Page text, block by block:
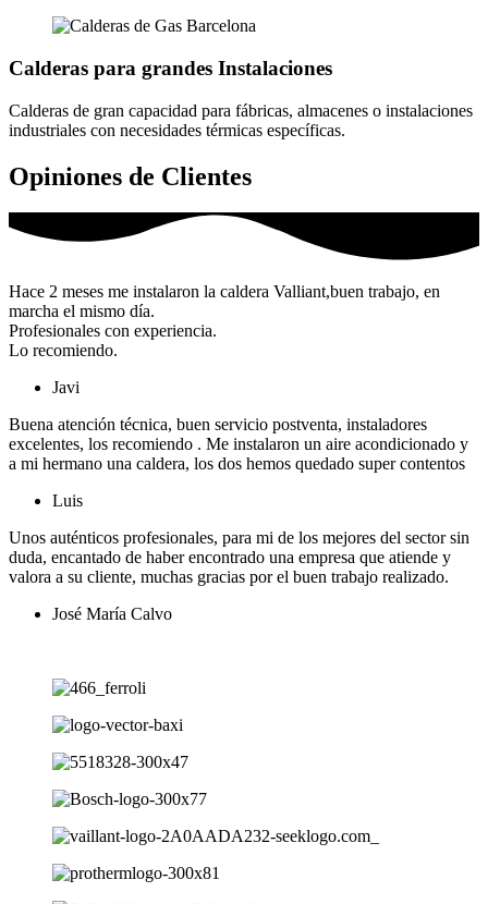
Calderas para grandes Instalaciones
Calderas de gran capacidad para fábricas, almacenes o instalaciones
industriales con necesidades térmicas específicas.
Opiniones de Clientes
Hace 2 meses me instalaron la caldera Valliant,buen trabajo, en
marcha el mismo día.
Profesionales con experiencia.
Lo recomiendo.
Javi
Buena atención técnica, buen servicio postventa, instaladores
excelentes, los recomiendo . Me instalaron un aire acondicionado y
a mi hermano una caldera, los dos hemos quedado super contentos
Luis
Unos auténticos profesionales, para mi de los mejores del sector sin
duda, encantado de haber encontrado una empresa que atiende y
valora a su cliente, muchas gracias por el buen trabajo realizado.
José María Calvo